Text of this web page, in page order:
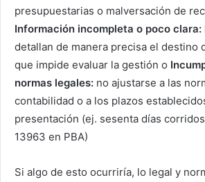
presupuestarias o malversación de
Información incompleta o poco clara:
detallan de manera precisa el destino
que impide evaluar la gestión o
normas legales: no ajustarse a las
contabilidad o a los plazos
presentación (ej. sesenta días
13963 en PBA)
Si algo de esto ocurriría, lo legal y